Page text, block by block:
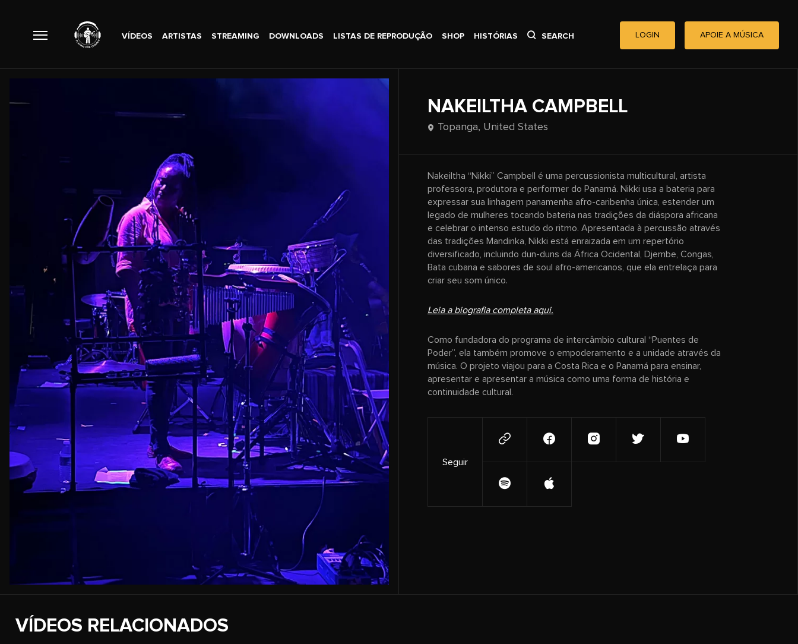
VÍDEOS ARTISTAS STREAMING DOWNLOADS LISTAS DE REPRODUÇÃO SHOP HISTÓRIAS SEARCH LOGIN APOIE A MÚSICA
NAKEILTHA CAMPBELL
Topanga, United States
Nakeiltha “Nikki” Campbell é uma percussionista multicultural, artista
professora, produtora e performer do Panamá. Nikki usa a bateria para
expressar sua linhagem panamenha afro-caribenha única, estender um
legado de mulheres tocando bateria nas tradições da diáspora africana
e celebrar o intenso estudo do ritmo. Apresentada à percussão através
das tradições Mandinka, Nikki está enraizada em um repertório
diversificado, incluindo dun-duns da África Ocidental, Djembe, Congas,
Bata cubana e sabores de soul afro-americanos, que ela entrelaça para
criar seu som único.
Leia a biografia completa aqui.
Como fundadora do programa de intercâmbio cultural “Puentes de
Poder”, ela também promove o empoderamento e a unidade através da
música. O projeto viajou para a Costa Rica e o Panamá para ensinar,
apresentar e apresentar a música como uma forma de história e
continuidade cultural.
Seguir
VÍDEOS RELACIONADOS